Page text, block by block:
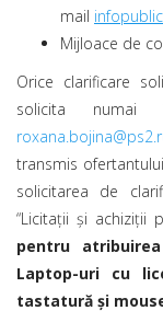
mail
Mijloace de
Orice clarificare
solicita
transmis
solicitarea de
“Licitații și achiziții
pentru
Laptop-uri cu
tastatură și